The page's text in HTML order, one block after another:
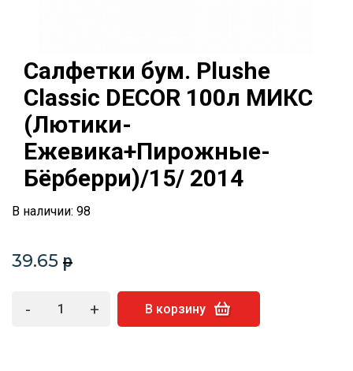
Салфетки бум. Plushe
Classic DECOR 100л МИКС
(Лютики-
Ежевика+Пирожные-
Бёрберри)/15/ 2014
В наличии: 98
39.65 p
- + В корзину